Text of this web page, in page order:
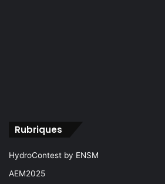
Rubriques
HydroContest by ENSM
AEM2025